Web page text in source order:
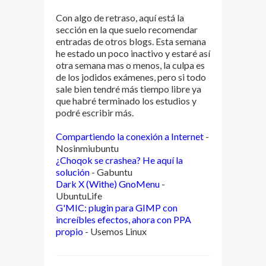
Con algo de retraso, aquí está la
sección en la que suelo recomendar
entradas de otros blogs. Esta semana
he estado un poco inactivo y estaré así
otra semana mas o menos, la culpa es
de los jodidos exámenes, pero si todo
sale bien tendré más tiempo libre ya
que habré terminado los estudios y
podré escribir más.
Compartiendo la conexión a Internet -
Nosinmiubuntu
¿Choqok se crashea? He aquí la
solución - Gabuntu
Dark X (Withe) GnoMenu -
UbuntuLife
G'MIC: plugin para GIMP con
increíbles efectos, ahora con PPA
propio - Usemos Linux